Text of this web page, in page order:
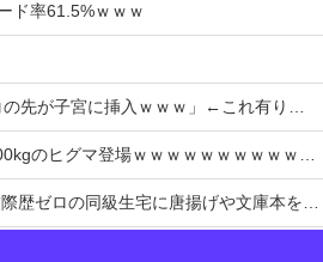
ド率61.5%ｗｗｗ
子宮に挿入ｗｗｗ」←これ有り得るの？ｗｗ
マ登場ｗｗｗｗｗｗｗｗｗｗｗｗｗｗｗｗｗｗｗｗ
級生宅に唐揚げや文庫本を20回以上届けた24歳女を逮捕
り方解釈一致すぎて好き